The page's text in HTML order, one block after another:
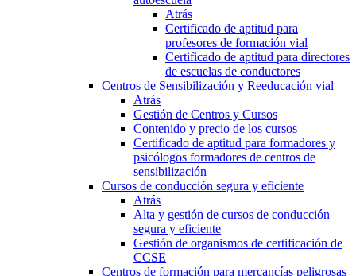
Atrás
Certificado de aptitud para
profesores de formación vial
Certificado de aptitud para directores
de escuelas de conductores
Centros de Sensibilización y Reeducación vial
Atrás
Gestión de Centros y Cursos
Contenido y precio de los cursos
Certificado de aptitud para formadores y
psicólogos formadores de centros de
sensibilización
Cursos de conducción segura y eficiente
Atrás
Alta y gestión de cursos de conducción
segura y eficiente
Gestión de organismos de certificación de
CCSE
Centros de formación para mercancías peligrosas